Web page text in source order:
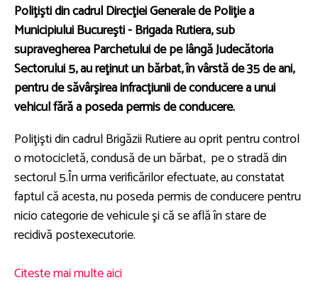
Poliţişti din cadrul Direcţiei Generale de Poliţie a
Municipiului Bucureşti - Brigada Rutiera, sub
supravegherea Parchetului de pe lângă Judecătoria
Sectorului 5, au reţinut un bărbat, în vârstă de 35 de ani,
pentru de săvârşirea infracţiunii de conducere a unui
vehicul fără a poseda permis de conducere.
Poliţişti din cadrul Brigăzii Rutiere au oprit pentru control
o motocicletă, condusă de un bărbat, pe o stradă din
sectorul 5.În urma verificărilor efectuate, au constatat
faptul că acesta, nu poseda permis de conducere pentru
nicio categorie de vehicule şi că se află în stare de
recidivă postexecutorie.
Citeste mai multe aici